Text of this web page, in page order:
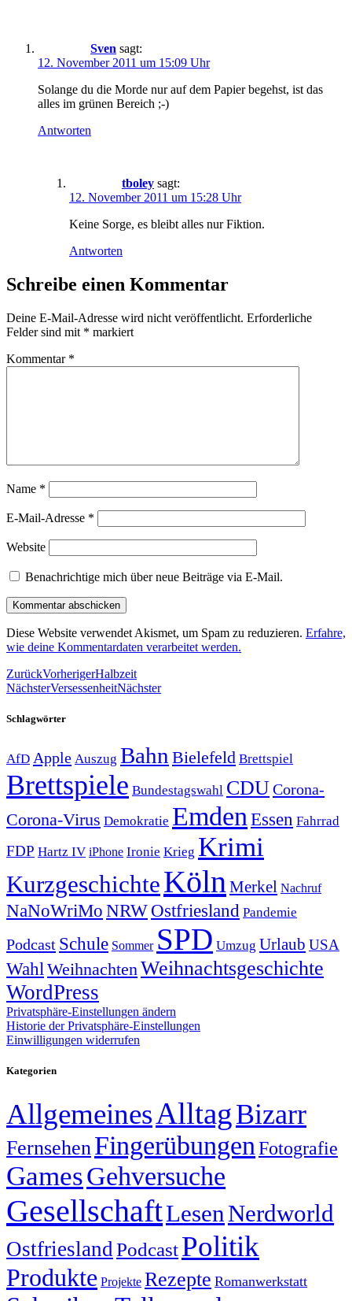
Sven sagt:
12. November 2011 um 15:09 Uhr
Solange du die Morde nur auf dem Papier begehst, ist das
alles im grünen Bereich ;-)
Antworten
tboley sagt:
12. November 2011 um 15:28 Uhr
Keine Sorge, es bleibt alles nur Fiktion.
Antworten
Schreibe einen Kommentar
Deine E-Mail-Adresse wird nicht veröffentlicht. Erforderliche
Felder sind mit * markiert
Kommentar *
Name *
E-Mail-Adresse *
Website
Benachrichtige mich über neue Beiträge via E-Mail.
Diese Website verwendet Akismet, um Spam zu reduzieren. Erfahre,
wie deine Kommentardaten verarbeitet werden.
ZurückVorherigerHalbzeit
NächsterVersessenheitNächster
Schlagwörter
AfD Apple Auszug Bahn Bielefeld Brettspiel
Brettspiele Bundestagswahl CDUCorona-
Corona-Virus Demokratie Emden Essen Fahrrad
FDP Hartz IV iPhone Ironie Krieg Krimi
KurzgeschichteKölnMerkel Nachruf
NaNoWriMo NRWOstfriesland Pandemie
Podcast Schule Sommer SPD Umzug Urlaub USA
WahlWeihnachtenWeihnachtsgeschichte
WordPress
Privatsphäre-Einstellungen ändern
Historie der Privatsphäre-Einstellungen
Einwilligungen widerrufen
Kategorien
AllgemeinesAlltagBizarr
Fernsehen Fingerübungen Fotografie
GamesGehversuche
GesellschaftLesen Nerdworld
Ostfriesland PodcastPolitik
Produkte Projekte Rezepte Romanwerkstatt